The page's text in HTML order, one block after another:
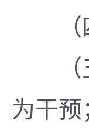
（四
（五
为干预